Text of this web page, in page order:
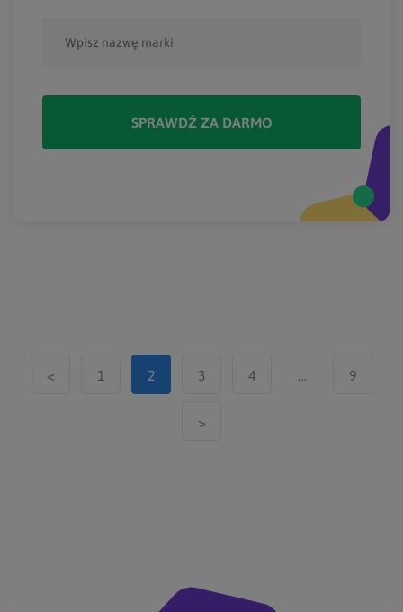
SPRAWDŹ ZA DARMO
< 1 2 3 4 … 9
>